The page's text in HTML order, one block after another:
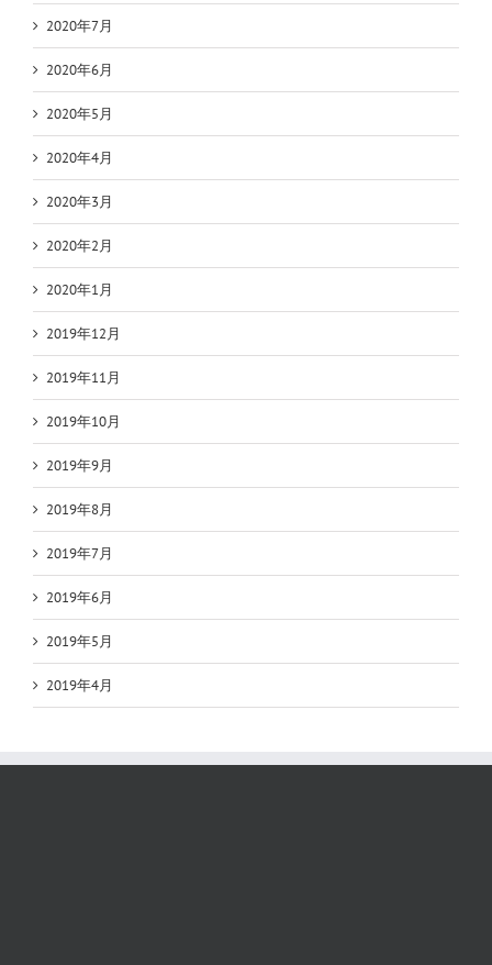
2020年7月
2020年6月
2020年5月
2020年4月
2020年3月
2020年2月
2020年1月
2019年12月
2019年11月
2019年10月
2019年9月
2019年8月
2019年7月
2019年6月
2019年5月
2019年4月